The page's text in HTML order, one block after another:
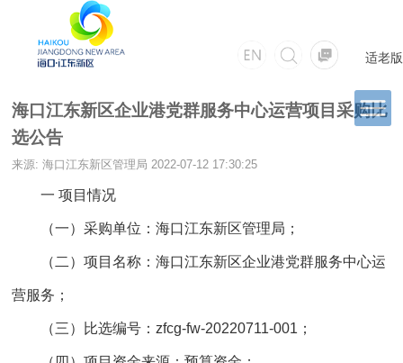
适老版
海口江东新区企业港党群服务中心运营项目采购比
选公告
来源: 海口江东新区管理局 2022-07-12 17:30:25
一 项目情况
（一）采购单位：海口江东新区管理局；
（二）项目名称：海口江东新区企业港党群服务中心运
营服务；
（三）比选编号：zfcg-fw-20220711-001；